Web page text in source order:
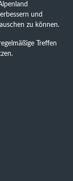
und
zu können.
Treffen